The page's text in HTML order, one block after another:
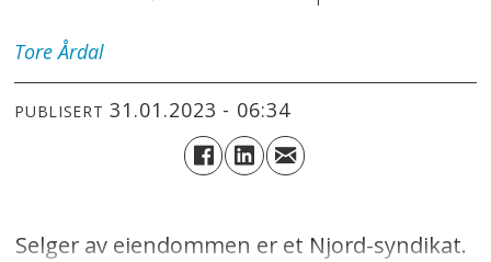
Tore Årdal
PUBLISERT 31.01.2023 - 06:34
Selger av eiendommen er et Njord-syndikat.